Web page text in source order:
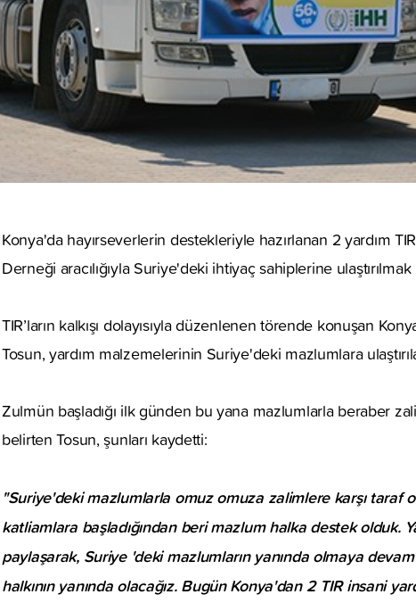
Konya'da hayırseverlerin destekleriyle hazırlanan 2 yardım
Derneği aracılığıyla Suriye'deki ihtiyaç sahiplerine ulaştırılmak
TIR’ların kalkışı dolayısıyla düzenlenen törende konuşan
Tosun, yardım malzemelerinin Suriye'deki mazlumlara
Zulmün başladığı ilk günden bu yana mazlumlarla beraber
belirten Tosun, şunları kaydetti:
"Suriye'deki mazlumlarla omuz omuza zalimlere karşı taraf
katliamlara başladığından beri mazlum halka destek olduk.
paylaşarak, Suriye 'deki mazlumların yanında olmaya devam
halkının yanında olacağız. Bugün Konya'dan 2 TIR insani